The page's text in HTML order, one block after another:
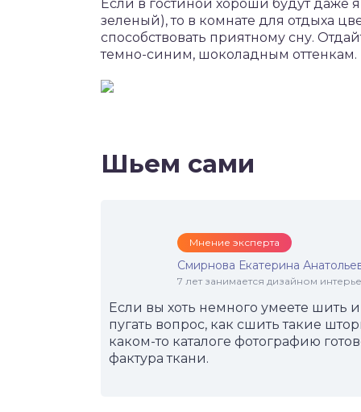
Если в гостиной хороши будут даже
зеленый), то в комнате для отдыха
способствовать приятному сну.
темно-синим, шоколадным оттенкам.
Шьем сами
Мнение эксперта
Смирнова Екатерина
7 лет занимается дизайном
Если вы хоть немного умеете
пугать вопрос, как сшить такие
каком-то каталоге фотографию
фактура ткани.